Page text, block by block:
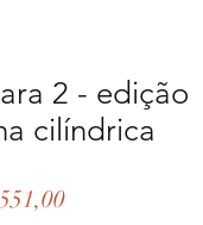
2 - edição
cilíndrica
Preço